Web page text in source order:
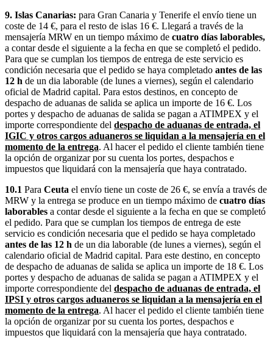
9. Islas Canarias: para Gran Canaria y Tenerife el envío tiene un
coste de 14 €, para el resto de islas 16 €. Llegará a través de la
mensajería MRW en un tiempo máximo de cuatro días laborables,
a contar desde el siguiente a la fecha en que se completó el pedido.
Para que se cumplan los tiempos de entrega de este servicio es
condición necesaria que el pedido se haya completado antes de las
12 h de un dia laborable (de lunes a viernes), según el calendario
oficial de Madrid capital. Para estos destinos, en concepto de
despacho de aduanas de salida se aplica un importe de 16 €. Los
portes y despacho de aduanas de salida se pagan a ATIMPEX y el
importe correspondiente del despacho de aduanas de entrada, el
IGIC y otros cargos aduaneros se liquidan a la mensajería en el
momento de la entrega. Al hacer el pedido el cliente también tiene
la opción de organizar por su cuenta los portes, despachos e
impuestos que liquidará con la mensajería que haya contratado.
10.1 Para Ceuta el envío tiene un coste de 26 €, se envía a través de
MRW y la entrega se produce en un tiempo máximo de cuatro días
laborables a contar desde el siguiente a la fecha en que se completó
el pedido. Para que se cumplan los tiempos de entrega de este
servicio es condición necesaria que el pedido se haya completado
antes de las 12 h de un dia laborable (de lunes a viernes), según el
calendario oficial de Madrid capital. Para este destino, en concepto
de despacho de aduanas de salida se aplica un importe de 18 €. Los
portes y despacho de aduanas de salida se pagan a ATIMPEX y el
importe correspondiente del despacho de aduanas de entrada, el
IPSI y otros cargos aduaneros se liquidan a la mensajería en el
momento de la entrega. Al hacer el pedido el cliente también tiene
la opción de organizar por su cuenta los portes, despachos e
impuestos que liquidará con la mensajería que haya contratado.